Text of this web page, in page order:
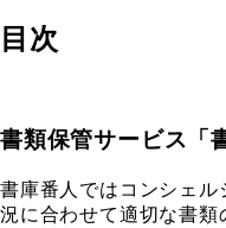
目次
書類保管サービス「
書庫番人ではコンシェ
況に合わせて適切な書類